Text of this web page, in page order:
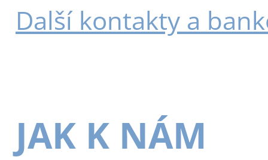
Další kontakty a
JAK K NÁM